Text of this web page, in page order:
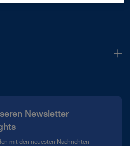
Newsletter
mit den neuesten Nachrichten